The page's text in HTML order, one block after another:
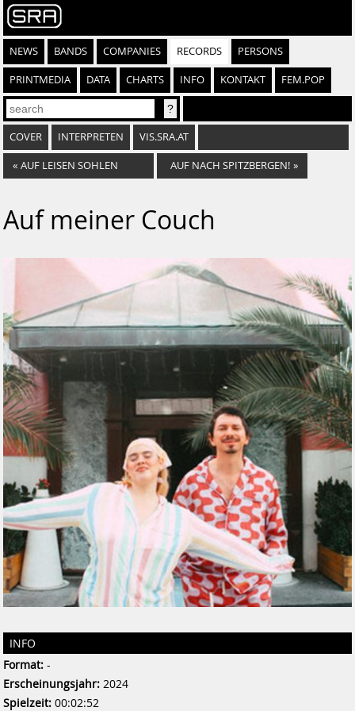
NEWS BANDS COMPANIES RECORDS PERSONS
PRINTMEDIA DATA CHARTS INFO KONTAKT FEM.POP
COVER INTERPRETEN VIS.SRA.AT
« AUF LEISEN SOHLEN AUF NACH SPITZBERGEN! »
Auf meiner Couch
INFO
Format: -
Erscheinungsjahr: 2024
Spielzeit: 00:02:52